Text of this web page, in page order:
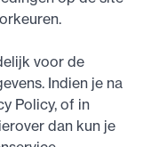
voor de
Indien je na
Policy, of in
dan kun je